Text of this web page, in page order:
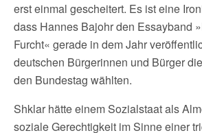
erst einmal gescheitert. Es ist eine
dass Hannes Bajohr den Essayband
Furcht« gerade in dem Jahr
deutschen Bürgerinnen und Bürger
den Bundestag wählten.
Shklar hätte einem Sozialstaat als
soziale Gerechtigkeit im Sinne einer